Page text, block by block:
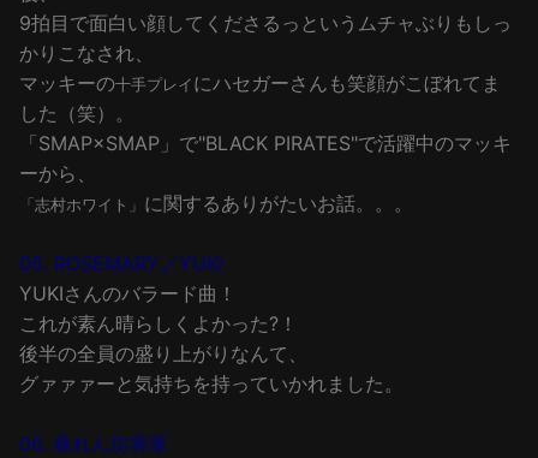
9拍目で面白い顔してくださるっというムチャぶりもしっ
かりこなされ、
マッキーの十手プレイにハセガーさんも笑顔がこぼれてま
した（笑）。
「SMAP×SMAP」で"BLACK PIRATES"で活躍中のマッキ
ーから、
「志村ホワイト」 に関するありがたいお話。。。
05. ROSEMARY／YUKI
YUKIさんのバラード曲！
これが素ん晴らしくよかった?！
後半の全員の盛り上がりなんて、
グァァァーと気持ちを持っていかれました。
06. 暴れん坊将軍